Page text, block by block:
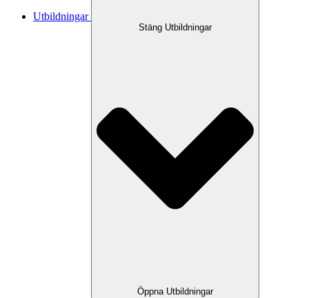
Utbildningar
Stäng Utbildningar
Öppna Utbildningar